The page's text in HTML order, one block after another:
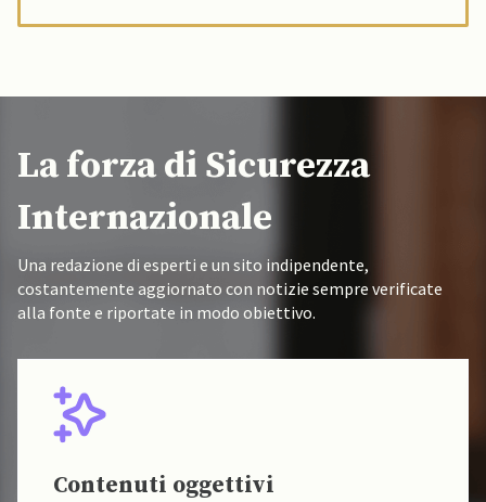
La forza di Sicurezza
Internazionale
Una redazione di esperti e un sito indipendente,
costantemente aggiornato con notizie sempre verificate
alla fonte e riportate in modo obiettivo.
Contenuti oggettivi